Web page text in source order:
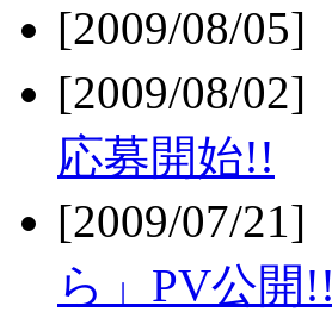
[2009/08/05]
[2009/08/02]
応募開始!!
[2009/07/21]
ら」PV公開!!